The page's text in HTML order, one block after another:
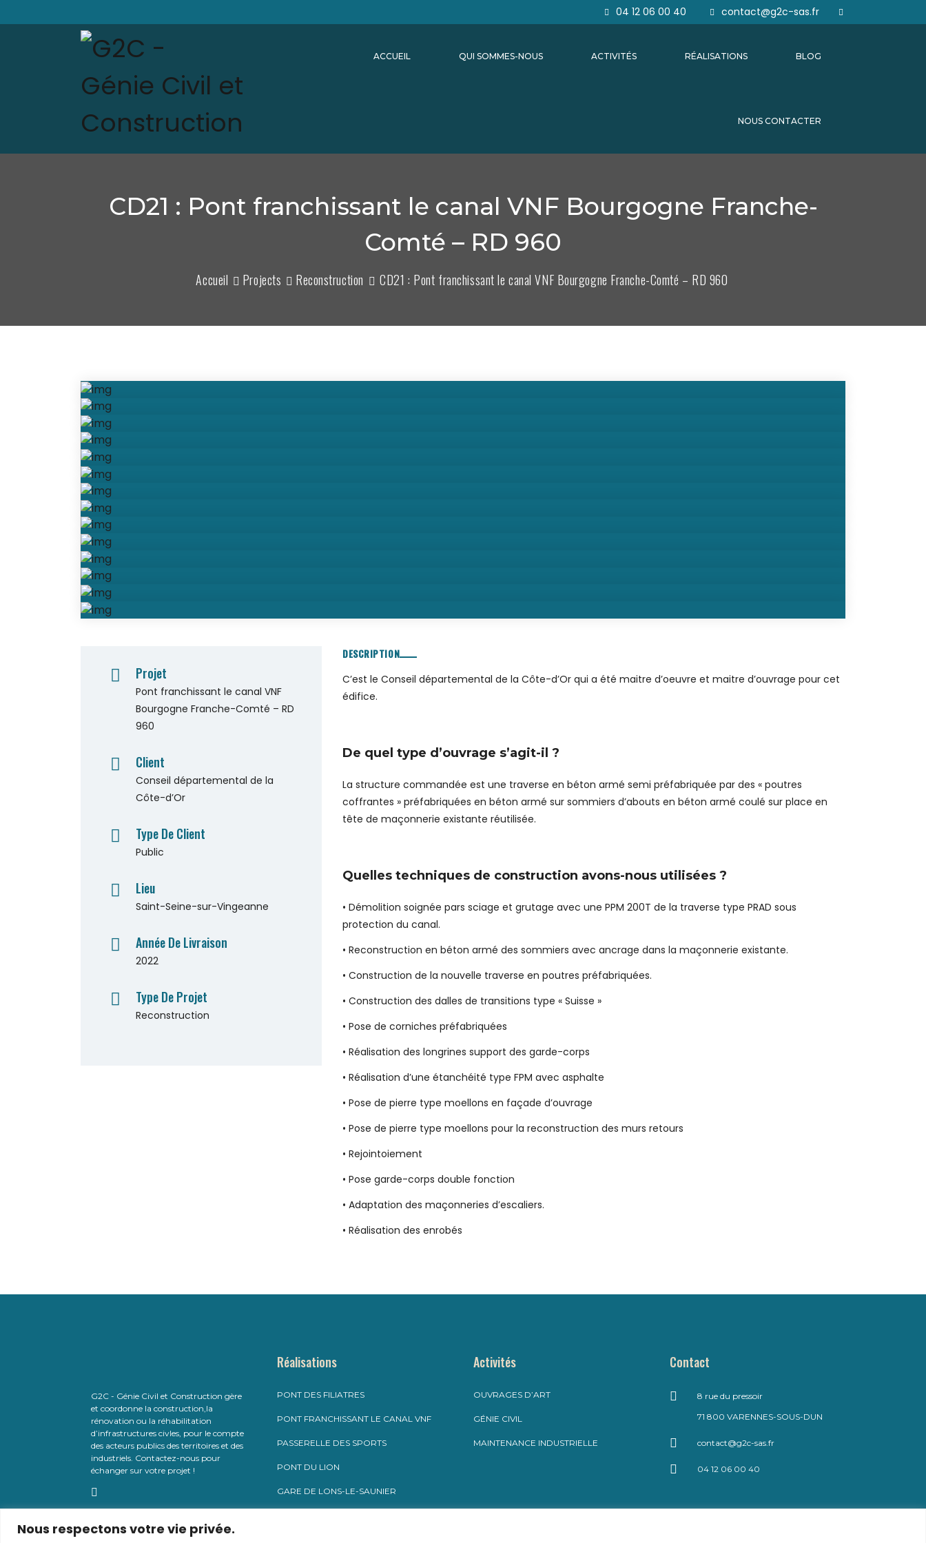
Nous respectons votre vie privée.
04 12 06 00 40 contact@g2c-sas.fr
ACCUEIL QUI SOMMES-NOUS ACTIVITÉS RÉALISATIONS BLOG
NOUS CONTACTER
CD21 : Pont franchissant le canal VNF Bourgogne Franche-
Comté – RD 960
Accueil Projects Reconstruction CD21 : Pont franchissant le canal VNF Bourgogne Franche-Comté – RD 960
Projet
Pont franchissant le canal VNF
Bourgogne Franche-Comté – RD
960
Client
Conseil départemental de la
Côte-d’Or
Type De Client
Public
Lieu
Saint-Seine-sur-Vingeanne
Année De Livraison
2022
Type De Projet
Reconstruction
DESCRIPTION
C’est le Conseil départemental de la Côte-d’Or qui a été maitre d’oeuvre et maitre d’ouvrage pour cet
édifice.
De quel type d’ouvrage s’agit-il ?
La structure commandée est une traverse en béton armé semi préfabriquée par des « poutres
coffrantes » préfabriquées en béton armé sur sommiers d’abouts en béton armé coulé sur place en
tête de maçonnerie existante réutilisée.
Quelles techniques de construction avons-nous utilisées ?
• Démolition soignée pars sciage et grutage avec une PPM 200T de la traverse type PRAD sous
protection du canal.
• Reconstruction en béton armé des sommiers avec ancrage dans la maçonnerie existante.
• Construction de la nouvelle traverse en poutres préfabriquées.
• Construction des dalles de transitions type « Suisse »
• Pose de corniches préfabriquées
• Réalisation des longrines support des garde-corps
• Réalisation d’une étanchéité type FPM avec asphalte
• Pose de pierre type moellons en façade d’ouvrage
• Pose de pierre type moellons pour la reconstruction des murs retours
• Rejointoiement
• Pose garde-corps double fonction
• Adaptation des maçonneries d’escaliers.
• Réalisation des enrobés
G2C - Génie Civil et Construction gère
et coordonne la construction,la
rénovation ou la réhabilitation
d’infrastructures civles, pour le compte
des acteurs publics des territoires et des
industriels. Contactez-nous pour
échanger sur votre projet !
Réalisations
PONT DES FILIATRES
PONT FRANCHISSANT LE CANAL VNF
PASSERELLE DES SPORTS
PONT DU LION
GARE DE LONS-LE-SAUNIER
Activités
OUVRAGES D’ART
GÉNIE CIVIL
MAINTENANCE INDUSTRIELLE
Contact
8 rue du pressoir
71 800 VARENNES-SOUS-DUN
contact@g2c-sas.fr
04 12 06 00 40